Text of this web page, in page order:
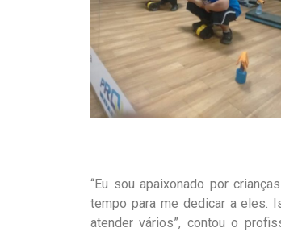
“Eu sou apaixonado por
tempo para me dedicar a eles.
atender vários”, contou o